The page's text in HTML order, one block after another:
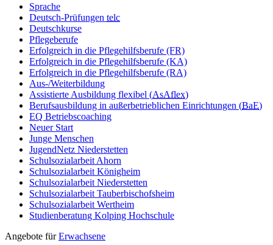
Sprache
Deutsch-Prüfungen telc
Deutschkurse
Pflegeberufe
Erfolgreich in die Pflegehilfsberufe (FR)
Erfolgreich in die Pflegehilfsberufe (KA)
Erfolgreich in die Pflegehilfsberufe (RA)
Aus-/Weiterbildung
Assistierte Ausbildung flexibel (AsAflex)
Berufsausbildung in außerbetrieblichen Einrichtungen (BaE)
EQ Betriebscoaching
Neuer Start
Junge Menschen
JugendNetz Niederstetten
Schulsozialarbeit Ahorn
Schulsozialarbeit Königheim
Schulsozialarbeit Niederstetten
Schulsozialarbeit Tauberbischofsheim
Schulsozialarbeit Wertheim
Studienberatung Kolping Hochschule
Angebote fürErwachsene